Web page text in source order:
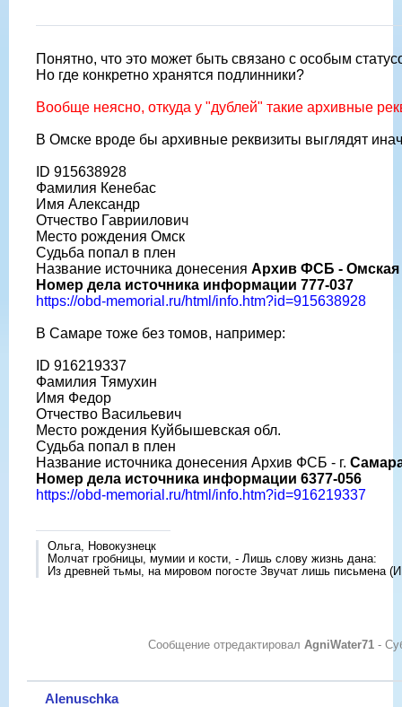
Понятно, что это может быть связано с особым
Но где конкретно хранятся подлинники?
Вообще неясно, откуда у "дублей" такие архивные
В Омске вроде бы архивные реквизиты выглядят
ID 915638928
Фамилия Кенебас
Имя Александр
Отчество Гавриилович
Место рождения Омск
Судьба попал в плен
Название источника донесения Архив ФСБ - Омская
Номер дела источника информации 777-037
https://obd-memorial.ru/html/info.htm?id=915638928
В Самаре тоже без томов, например:
ID 916219337
Фамилия Тямухин
Имя Федор
Отчество Васильевич
Место рождения Куйбышевская обл.
Судьба попал в плен
Название источника донесения Архив ФСБ - г.
Номер дела источника информации 6377-056
https://obd-memorial.ru/html/info.htm?id=916219337
Ольга, Новокузнецк
Молчат гробницы, мумии и кости, - Лишь слову жизнь дана:
Из древней тьмы, на мировом погосте Звучат лишь письмена
Сообщение отредактировал AgniWater71 -
Alenuschka